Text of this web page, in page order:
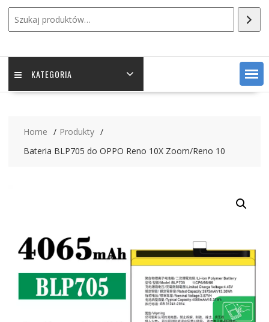
KATEGORIA
Home
Produkty
Bateria BLP705 do OPPO Reno 10X Zoom/Reno 10